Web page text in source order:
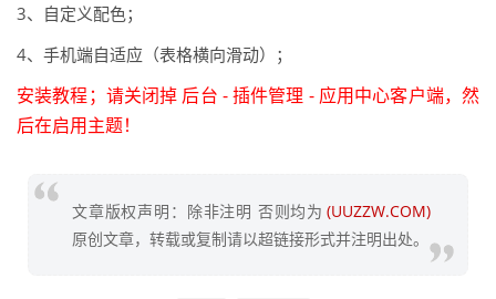
3、自定义配色；
4、手机端自适应（表格横向滑动）；
安装教程；请关闭掉 后台 - 插件管理 - 应用中心客户端，然
后在启用主题！
文章版权声明：除非注明 否则均为 (UUZZW.COM)
原创文章，转载或复制请以超链接形式并注明出处。